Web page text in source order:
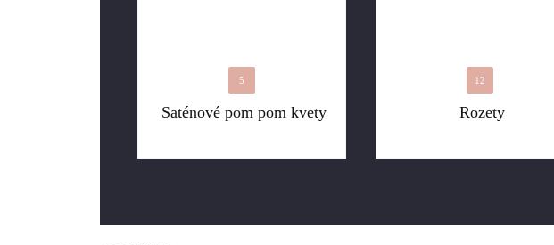
Saténové pom pom kvety
5
Rozety
12